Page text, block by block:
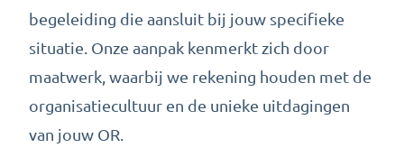
begeleiding die aansluit bij jouw specifieke
situatie. Onze aanpak kenmerkt zich door
maatwerk, waarbij we rekening houden met de
organisatiecultuur en de unieke uitdagingen
van jouw OR.